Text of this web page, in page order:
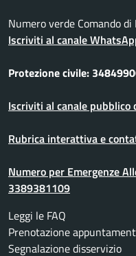
Numero verde Comando
Iscriviti al canale
Protezione civile:
Iscriviti al canale pubblico
Rubrica interattiva e
Numero per Emergenze
3389381109
Leggi le FAQ
Prenotazione
Segnalazione disservizio